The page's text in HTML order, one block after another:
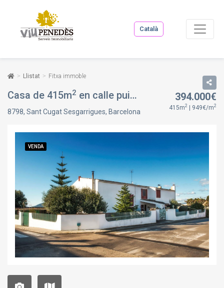
Català
Llistat Fitxa immoble
Casa de 415m2 en calle puigcigró, en Sant Cugat Sesgarrigues, Barcelona
8798, Sant Cugat Sesgarrigues, Barcelona
394.000€
415m2 | 949€/m2
VENDA